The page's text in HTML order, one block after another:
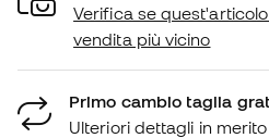
Verifica se
vendita più vicino
Primo cambio taglia
Ulteriori dettagli in